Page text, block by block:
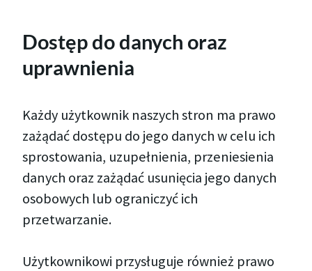
Dostęp do danych oraz
uprawnienia
Każdy użytkownik naszych stron ma prawo
zażądać dostępu do jego danych w celu ich
sprostowania, uzupełnienia, przeniesienia
danych oraz zażądać usunięcia jego danych
osobowych lub ograniczyć ich
przetwarzanie.
Użytkownikowi przysługuje również prawo